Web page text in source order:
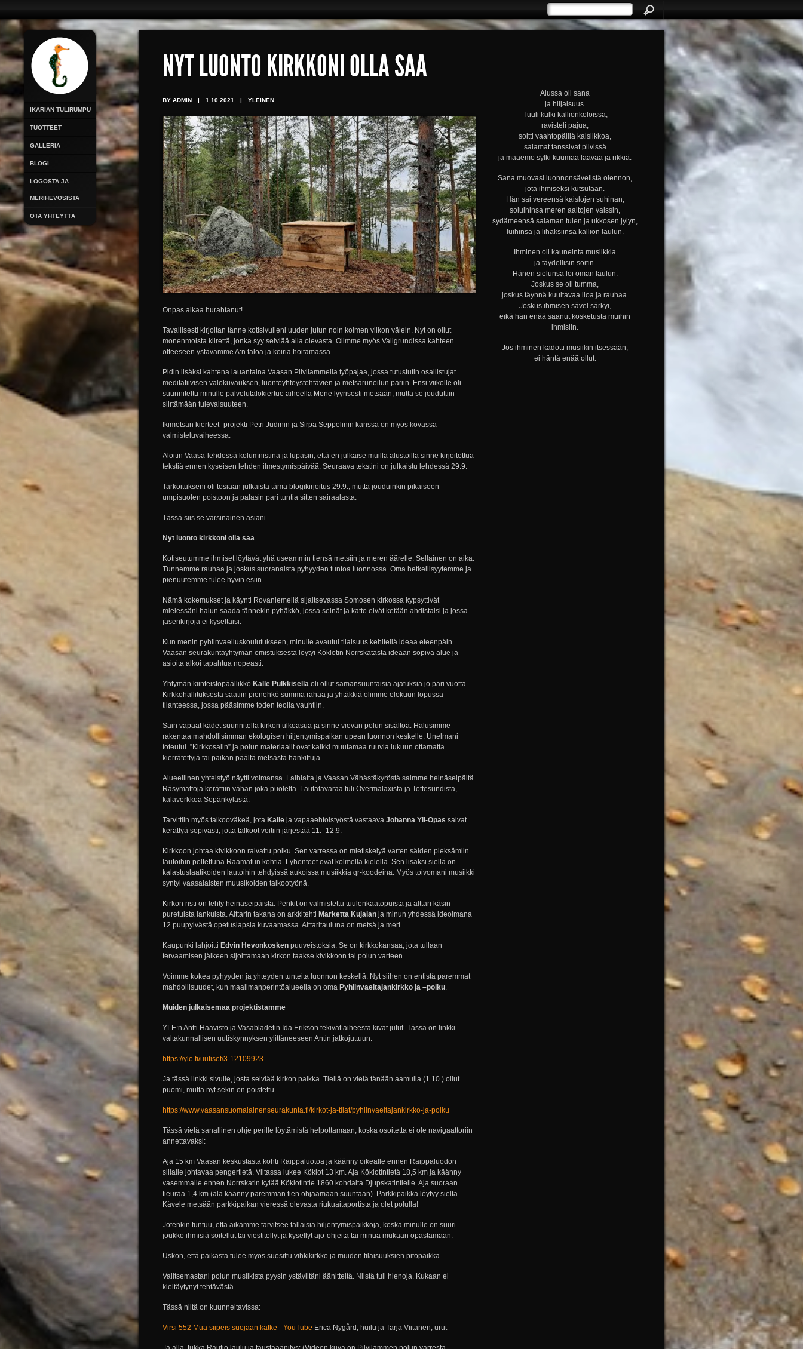
IKARIAN TULIRUMPU
TUOTTEET
GALLERIA
BLOGI
LOGOSTA JA
MERIHEVOSISTA
OTA YHTEYTTÄ
NYT LUONTO KIRKKONI OLLA SAA
BY ADMIN | 1.10.2021 | YLEINEN
Onpas aikaa hurahtanut!
Tavallisesti kirjoitan tänne kotisivulleni uuden jutun noin kolmen viikon välein. Nyt on ollut
monenmoista kiirettä, jonka syy selviää alla olevasta. Olimme myös Vallgrundissa kahteen
otteeseen ystävämme A:n taloa ja koiria hoitamassa.
Pidin lisäksi kahtena lauantaina Vaasan Pilvilammella työpajaa, jossa tutustutin osallistujat
meditatiivisen valokuvauksen, luontoyhteystehtävien ja metsärunoilun pariin. Ensi viikolle oli
suunniteltu minulle palvelutalokiertue aiheella Mene lyyrisesti metsään, mutta se jouduttiin
siirtämään tulevaisuuteen.
Ikimetsän kierteet -projekti Petri Judinin ja Sirpa Seppelinin kanssa on myös kovassa
valmisteluvaiheessa.
Aloitin Vaasa-lehdessä kolumnistina ja lupasin, että en julkaise muilla alustoilla sinne kirjoitettua
tekstiä ennen kyseisen lehden ilmestymispäivää. Seuraava tekstini on julkaistu lehdessä 29.9.
Tarkoitukseni oli tosiaan julkaista tämä blogikirjoitus 29.9., mutta jouduinkin pikaiseen
umpisuolen poistoon ja palasin pari tuntia sitten sairaalasta.
Tässä siis se varsinainen asiani
Nyt luonto kirkkoni olla saa
Kotiseutumme ihmiset löytävät yhä useammin tiensä metsiin ja meren äärelle. Sellainen on aika.
Tunnemme rauhaa ja joskus suoranaista pyhyyden tuntoa luonnossa. Oma hetkellisyytemme ja
pienuutemme tulee hyvin esiin.
Nämä kokemukset ja käynti Rovaniemellä sijaitsevassa Somosen kirkossa kypsyttivät
mielessäni halun saada tännekin pyhäkkö, jossa seinät ja katto eivät ketään ahdistaisi ja jossa
jäsenkirjoja ei kyseltäisi.
Kun menin pyhiinvaelluskoulutukseen, minulle avautui tilaisuus kehitellä ideaa eteenpäin.
Vaasan seurakuntayhtymän omistuksesta löytyi Köklotin Norrskatasta ideaan sopiva alue ja
asioita alkoi tapahtua nopeasti.
Yhtymän kiinteistöpäällikkö Kalle Pulkkisella oli ollut samansuuntaisia ajatuksia jo pari vuotta.
Kirkkohallituksesta saatiin pienehkö summa rahaa ja yhtäkkiä olimme elokuun lopussa
tilanteessa, jossa pääsimme toden teolla vauhtiin.
Sain vapaat kädet suunnitella kirkon ulkoasua ja sinne vievän polun sisältöä. Halusimme
rakentaa mahdollisimman ekologisen hiljentymispaikan upean luonnon keskelle. Unelmani
toteutui. ”Kirkkosalin” ja polun materiaalit ovat kaikki muutamaa ruuvia lukuun ottamatta
kierrätettyjä tai paikan päältä metsästä hankittuja.
Alueellinen yhteistyö näytti voimansa. Laihialta ja Vaasan Vähästäkyröstä saimme heinäseipäitä.
Räsymattoja kerättiin vähän joka puolelta. Lautatavaraa tuli Övermalaxista ja Tottesundista,
kalaverkkoa Sepänkylästä.
Tarvittiin myös talkooväkeä, jota Kalle ja vapaaehtoistyöstä vastaava Johanna Yli-Opas saivat
kerättyä sopivasti, jotta talkoot voitiin järjestää 11.–12.9.
Kirkkoon johtaa kivikkoon raivattu polku. Sen varressa on mietiskelyä varten säiden pieksämiin
lautoihin poltettuna Raamatun kohtia. Lyhenteet ovat kolmella kielellä. Sen lisäksi siellä on
kalastuslaatikoiden lautoihin tehdyissä aukoissa musiikkia qr-koodeina. Myös toivomani musiikki
syntyi vaasalaisten muusikoiden talkootyönä.
Kirkon risti on tehty heinäseipäistä. Penkit on valmistettu tuulenkaatopuista ja alttari käsin
puretuista lankuista. Alttarin takana on arkkitehti Marketta Kujalan ja minun yhdessä ideoimana
12 puupylvästä opetuslapsia kuvaamassa. Alttaritauluna on metsä ja meri.
Kaupunki lahjoitti Edvin Hevonkosken puuveistoksia. Se on kirkkokansaa, jota tullaan
tervaamisen jälkeen sijoittamaan kirkon taakse kivikkoon tai polun varteen.
Voimme kokea pyhyyden ja yhteyden tunteita luonnon keskellä. Nyt siihen on entistä paremmat
mahdollisuudet, kun maailmanperintöalueella on oma Pyhiinvaeltajankirkko ja –polku.
Muiden julkaisemaa projektistamme
YLE:n Antti Haavisto ja Vasabladetin Ida Erikson tekivät aiheesta kivat jutut. Tässä on linkki
valtakunnallisen uutiskynnyksen ylittäneeseen Antin jatkojuttuun:
https://yle.fi/uutiset/3-12109923
Ja tässä linkki sivulle, josta selviää kirkon paikka. Tiellä on vielä tänään aamulla (1.10.) ollut
puomi, mutta nyt sekin on poistettu.
https://www.vaasansuomalainenseurakunta.fi/kirkot-ja-tilat/pyhiinvaeltajankirkko-ja-polku
Tässä vielä sanallinen ohje perille löytämistä helpottamaan, koska osoitetta ei ole navigaattoriin
annettavaksi:
Aja 15 km Vaasan keskustasta kohti Raippaluotoa ja käänny oikealle ennen Raippaluodon
sillalle johtavaa pengertietä. Viitassa lukee Köklot 13 km. Aja Köklotintietä 18,5 km ja käänny
vasemmalle ennen Norrskatin kylää Köklotintie 1860 kohdalta Djupskatintielle. Aja suoraan
tieuraa 1,4 km (älä käänny paremman tien ohjaamaan suuntaan). Parkkipaikka löytyy sieltä.
Kävele metsään parkkipaikan vieressä olevasta riukuaitaportista ja olet polulla!
Jotenkin tuntuu, että aikamme tarvitsee tällaisia hiljentymispaikkoja, koska minulle on suuri
joukko ihmisiä soitellut tai viestitellyt ja kysellyt ajo-ohjeita tai minua mukaan opastamaan.
Uskon, että paikasta tulee myös suosittu vihkikirkko ja muiden tilaisuuksien pitopaikka.
Valitsemastani polun musiikista pyysin ystäviltäni äänitteitä. Niistä tuli hienoja. Kukaan ei
kieltäytynyt tehtävästä.
Tässä niitä on kuunneltavissa:
Virsi 552 Mua siipeis suojaan kätke - YouTube Erica Nygård, huilu ja Tarja Viitanen, urut
Alussa oli sana
ja hiljaisuus.
Tuuli kulki kallionkoloissa,
ravisteli pajua,
soitti vaahtopäillä kaislikkoa,
salamat tanssivat pilvissä
ja maaemo sylki kuumaa laavaa ja rikkiä.
Sana muovasi luonnonsävelistä olennon,
jota ihmiseksi kutsutaan.
Hän sai vereensä kaislojen suhinan,
soluihinsa meren aaltojen valssin,
sydämeensä salaman tulen ja ukkosen jylyn,
luihinsa ja lihaksiinsa kallion laulun.
Ihminen oli kauneinta musiikkia
ja täydellisin soitin.
Hänen sielunsa loi oman laulun.
Joskus se oli tumma,
joskus täynnä kuultavaa iloa ja rauhaa.
Joskus ihmisen sävel särkyi,
eikä hän enää saanut kosketusta muihin
ihmisiin.
Jos ihminen kadotti musiikin itsessään,
ei häntä enää ollut.